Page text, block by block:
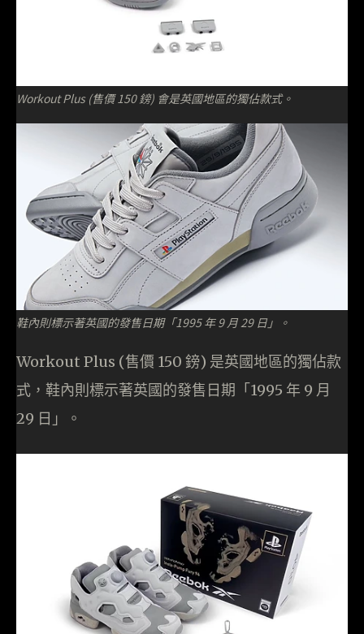
Workout Plus (售價 150 鎊) 會是英國地區的獨佔款式。
鞋內則標示著英國的發售日期「1995 年 9 月 29 日」。
Workout Plus (售價 150 鎊) 是英國地區的獨佔款
式，鞋內則標示著英國的發售日期「1995 年 9 月
29 日」。